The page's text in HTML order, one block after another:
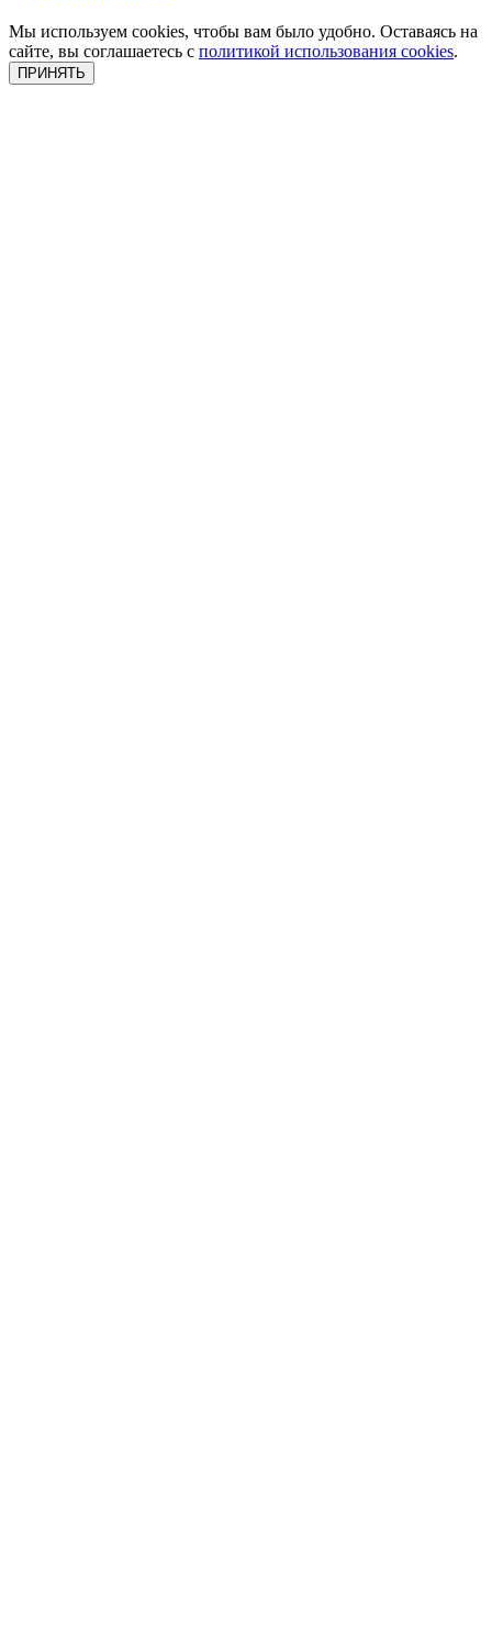
Мы используем cookies, чтобы вам было удобно. Оставаясь на
сайте, вы соглашаетесь с политикой использования cookies.
ПРИНЯТЬ